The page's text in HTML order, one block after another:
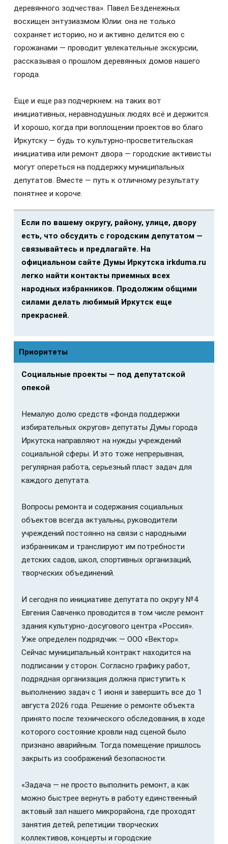
деревянного зодчества». Павел Безденежных
восхищен энтузиазмом Юлии: она не только
сохраняет историю, но и активно делится ею с
горожанами — проводит увлекательные экскурсии,
рассказывая о прошлом деревянных домов нашего
города.
Еще и еще раз подчеркнем: на таких вот
инициативных, неравнодушных людях всё и держится.
И хорошо, когда при воплощении проектов во благо
Иркутску — будь то культурно-просветительская
инициатива или ремонт двора — городские активисты
могут опереться на поддержку муниципальных
депутатов. Вместе — путь к отличному результату
понятнее и короче.
Если по вашему округу, району, улице, двору
есть, что обсудить с городским депутатом —
связывайтесь и предлагайте. На
официальном сайте Думы Иркутска irkduma.ru
легко найти контакты приемных всех
народных избранников. Продолжим общими
силами делать любимый Иркутск еще
прекрасней.
Приоритеты
Социальные проекты — под депутатской
опекой
Немалую долю средств «фонда поддержки
избирательных округов» депутаты Думы города
Иркутска направляют на нужды учреждений
социальной сферы. И это тоже непрерывная,
регулярная работа, серьезный пласт задач для
каждого депутата.
Вопросы ремонта и содержания социальных
объектов всегда актуальны, руководители
учреждений постоянно на связи с народными
избранникам и транслируют им потребности
детских садов, школ, спортивных организаций,
творческих объединений.
И сегодня по инициативе депутата по округу №4
Евгения Савченко проводится в том числе ремонт
здания культурно-досугового центра «Россия».
Уже определен подрядчик — ООО «Вектор».
Сейчас муниципальный контракт находится на
подписании у сторон. Согласно графику работ,
подрядная организация должна приступить к
выполнению задач с 1 июня и завершить все до 1
августа 2026 года. Решение о ремонте объекта
принято после технического обследования, в ходе
которого состояние кровли над сценой было
признано аварийным. Тогда помещение пришлось
закрыть из соображений безопасности.
«Задача — не просто выполнить ремонт, а как
можно быстрее вернуть в работу единственный
актовый зал нашего микрорайона, где проходят
занятия детей, репетиции творческих
коллективов, концерты и городские